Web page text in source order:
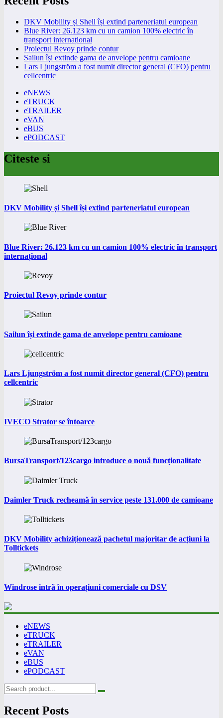
DKV Mobility și Shell își extind parteneriatul european
Blue River: 26.123 km cu un camion 100% electric în
transport internațional
Proiectul Revoy prinde contur
Sailun își extinde gama de anvelope pentru camioane
Lars Ljungström a fost numit director general (CFO) pentru
cellcentric
eNEWS
eTRUCK
eTRAILER
eVAN
eBUS
ePODCAST
Citeste si
DKV Mobility și Shell își extind parteneriatul european
Blue River: 26.123 km cu un camion 100% electric în transport
internațional
Proiectul Revoy prinde contur
Sailun își extinde gama de anvelope pentru camioane
Lars Ljungström a fost numit director general (CFO) pentru
cellcentric
IVECO Strator se întoarce
BursaTransport/123cargo introduce o nouă funcționalitate
Daimler Truck recheamă în service peste 131.000 de camioane
DKV Mobility achiziționează pachetul majoritar de acțiuni la
Tolltickets
Windrose intră în operațiuni comerciale cu DSV
eNEWS
eTRUCK
eTRAILER
eVAN
eBUS
ePODCAST
Recent Posts